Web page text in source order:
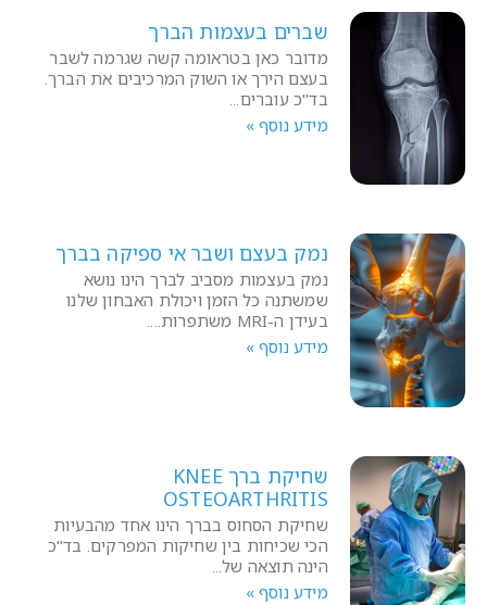
שברים בעצמות הברך
מדובר כאן בטראומה קשה שגרמה לשבר
בעצם הירך או השוק המרכיבים את הברך.
בד"כ עוברים
מידע נוסף »
נמק בעצם ושבר אי ספיקה בברך
נמק בעצמות מסביב לברך הינו נושא
שמשתנה כל הזמן ויכולת האבחון שלנו
בעידן ה-MRI משתפרות.
מידע נוסף »
שחיקת ברך KNEE
OSTEOARTHRITIS
שחיקת הסחוס בברך הינו אחד מהבעיות
הכי שכיחות בין שחיקות המפרקים. בד"כ
הינה תוצאה של
מידע נוסף »